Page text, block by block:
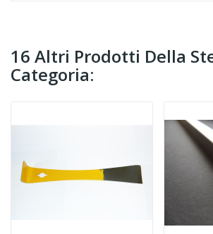
16 Altri Prodotti Della
Categoria: